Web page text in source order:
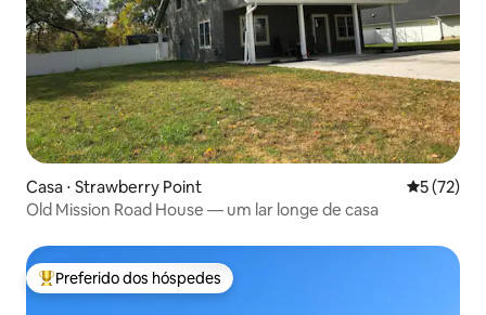
Casa ⋅ Strawberry Point 5 de uma
5 (72)
Old Mission Road House — um lar longe de casa
Entre os melhores preferidos dos hóspedes
Preferido dos hóspedes